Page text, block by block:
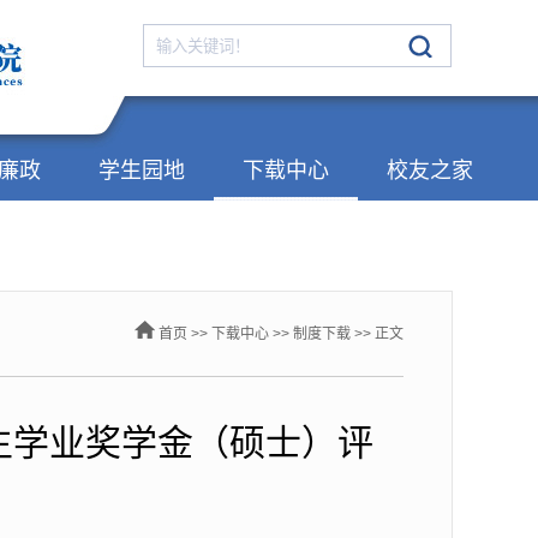
政 学生园地 下载中心 校友之家
首页 >> 下载中心 >> 制度下载 >> 正文
业奖学金（硕士）评